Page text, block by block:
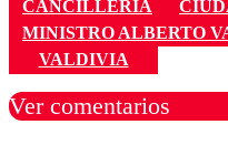
CANCILLERÍA
MINISTRO ALBERTO
VALDIVIA
Ver comentarios